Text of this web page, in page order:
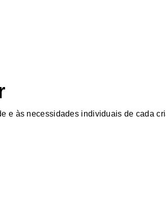
e às necessidades individuais de cada